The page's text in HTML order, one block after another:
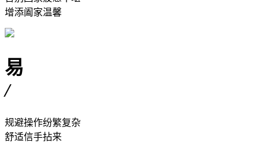
增添阖家温馨
易
/
规避操作纷繁复杂
舒适信手拈来